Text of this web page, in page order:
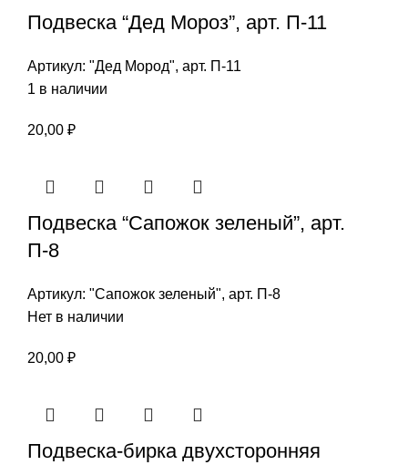
Подвеска “Дед Мороз”, арт. П-11
Артикул: "Дед Мород", арт. П-11
1 в наличии
20,00 ₽
Подвеска “Сапожок зеленый”, арт.
П-8
Артикул: "Сапожок зеленый", арт. П-8
Нет в наличии
20,00 ₽
Подвеска-бирка двухсторонняя